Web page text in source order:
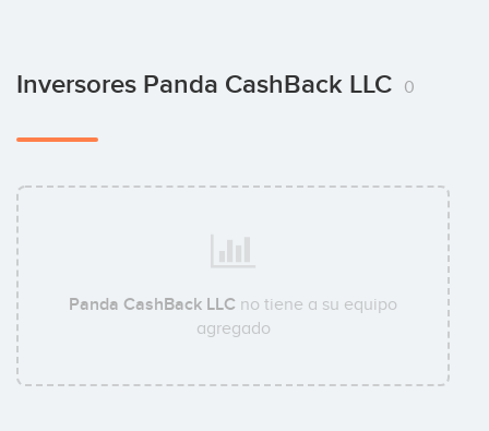
Inversores Panda CashBack LLC 0
Panda CashBack LLC no tiene a su equipo
agregado